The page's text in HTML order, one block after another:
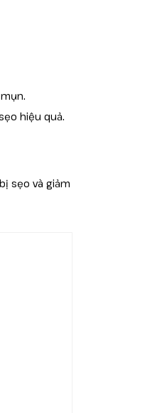
hiệu quả.
sẹo và giảm